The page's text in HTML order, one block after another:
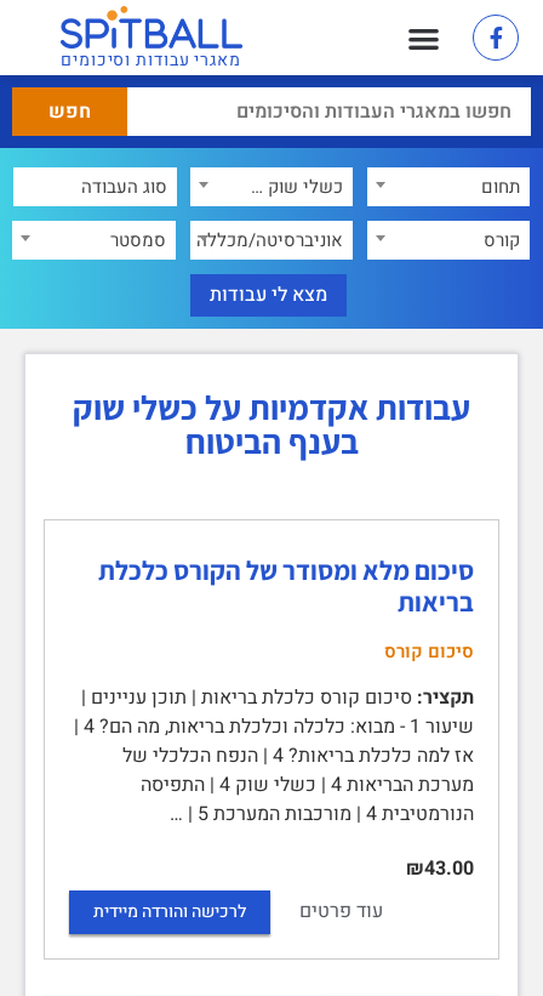
מאגרי עבודות וסיכומים
תחום
כשלי שוק בענף הביטוח
קורס
אוניברסיטה/מכללה סמסטר
עבודות אקדמיות על כשלי שוק
בענף הביטוח
סיכום מלא ומסודר של הקורס כלכלת
בריאות
סיכום קורס
תקציר: סיכום קורס כלכלת בריאות | תוכן עניינים |
שיעור 1 - מבוא: כלכלה וכלכלת בריאות, מה הם? 4 |
אז למה כלכלת בריאות? 4 | הנפח הכלכלי של
מערכת הבריאות 4 | כשלי שוק 4 | התפיסה
הנורמטיבית 4 | מורכבות המערכת 5 | …
₪43.00
עוד פרטים
לרכישה והורדה מיידית